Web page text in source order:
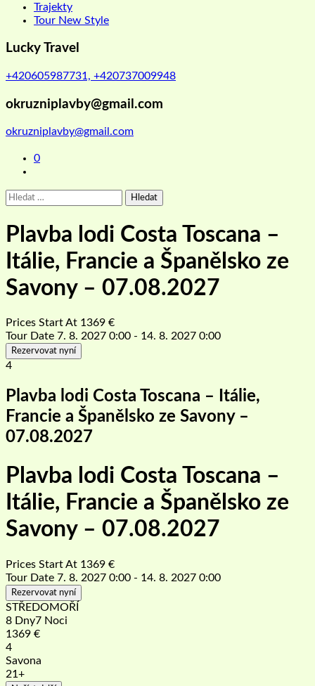
Trajekty
Tour New Style
Lucky Travel
+420605987731, +420737009948
okruzniplavby@gmail.com
okruzniplavby@gmail.com
0
Vyhledávání
Plavba lodi Costa Toscana –
Itálie, Francie a Španělsko ze
Savony – 07.08.2027
Prices Start At 1369 €
Tour Date 7. 8. 2027 0:00 - 14. 8. 2027 0:00
Rezervovat nyní
4
Plavba lodi Costa Toscana – Itálie,
Francie a Španělsko ze Savony –
07.08.2027
Plavba lodi Costa Toscana –
Itálie, Francie a Španělsko ze
Savony – 07.08.2027
Prices Start At 1369 €
Tour Date 7. 8. 2027 0:00 - 14. 8. 2027 0:00
Rezervovat nyní
STŘEDOMOŘÍ
8 Dny7 Noci
1369 €
4
Savona
21+